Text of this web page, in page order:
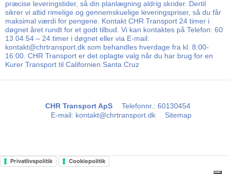
præcise leveringstider, så din planlægning aldrig skrider. Dertil
sikrer vi altid rimelige og gennemskuelige leveringspriser, så du får
maksimal værdi for pengene. Kontakt CHR Transport 24 timer i
døgnet året rundt for et godt tilbud. Vi kan kontaktes på Telefon: 60
13 04 54 – 24 timer i døgnet eller via E-mail:
kontakt@chrtransport.dk som behandles hverdage fra kl. 8:00-
16:00. CHR Transport er det oplagte valg når du har brug for en
Kurer Transport til Californien Santa Cruz
CHR Transport ApS Telefonnr.: 60130454
E-mail: kontakt@chrtransport.dk Sitemap
Privatlivspolitik Cookiepolitik